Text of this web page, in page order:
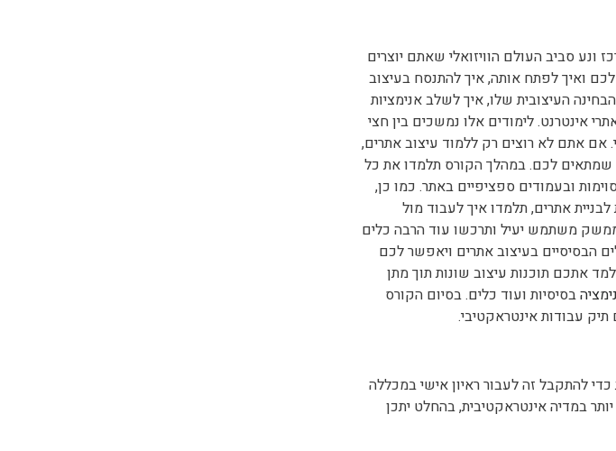
ונע סביב העולם הוויזואלי שאתם יוצרים
ואיך לפתח אותה, איך להתנסח בעיצוב
העיצובית שלו, איך לשלב אנימציות
אינטרנט. לימודים אלו נמשכים בין חצי
אתם לא רוצים רק ללמוד עיצוב אתרים,
שמתאים לכם. במהלך הקורס תלמדו את כל
ובעמודים ספציפיים באתר. כמו כן,
אתרים, תלמדו איך לעבוד מול
ממשק משתמש יעיל ותרכשו עוד הרבה כלים
הבסיסיים בעיצוב אתרים ויאפשר לכם
אתכם תוכנות עיצוב שונות תוך מתן
בסיסיות ועוד כלים. בסיום הקורס
עבודות אינטראקטיבי.
להתקבל זה לעבור ראיון אישי במכללה
במדיה אינטראקטיבית, בהחלט יתכן